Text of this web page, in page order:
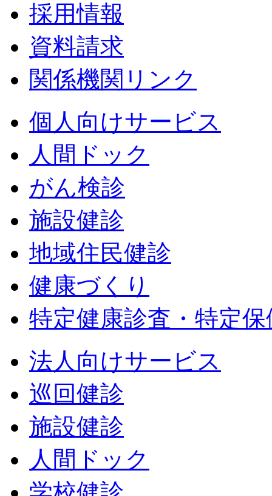
採用情報
資料請求
関係機関リンク
個人向けサービス
人間ドック
がん検診
施設健診
地域住民健診
健康づくり
特定健康診査・特定
法人向けサービス
巡回健診
施設健診
人間ドック